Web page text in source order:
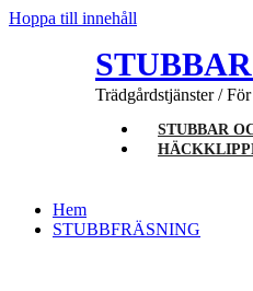
Hoppa till innehåll
Trädgårdstjänster /
STUBBAR
Hem
STUBBFRÄSNING